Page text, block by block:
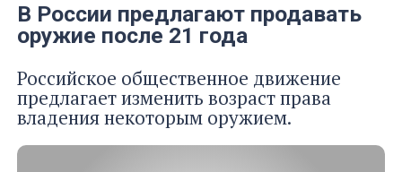
В России предлагают продавать
оружие после 21 года
Российское общественное движение
предлагает изменить возраст права
владения некоторым оружием.